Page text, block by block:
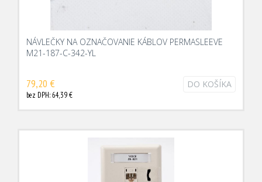
NÁVLEČKY NA OZNAČOVANIE KÁBLOV PERMASLEEVE
M21-187-C-342-YL
79,20 €
bez DPH: 64,39 €
DO KOŠÍKA